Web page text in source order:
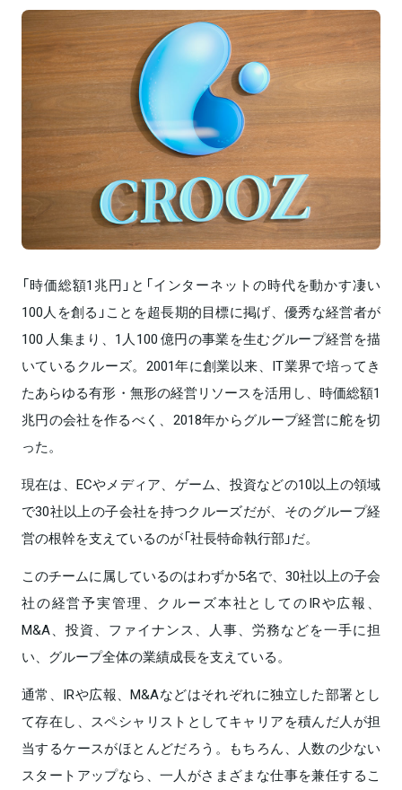
「時価総額1兆円」と「インターネットの時代を動かす凄い
100人を創る」ことを超長期的目標に掲げ、優秀な経営者が
100 人集まり、1人100 億円の事業を生むグループ経営を描
いているクルーズ。2001年に創業以来、IT業界で培ってき
たあらゆる有形・無形の経営リソースを活用し、時価総額1
兆円の会社を作るべく、2018年からグループ経営に舵を切
った。
現在は、ECやメディア、ゲーム、投資などの10以上の領域
で30社以上の子会社を持つクルーズだが、そのグループ経
営の根幹を支えているのが「社長特命執行部」だ。
このチームに属しているのはわずか5名で、30社以上の子会
社の経営予実管理、クルーズ本社としてのIRや広報、
M&A、投資、ファイナンス、人事、労務などを一手に担
い、グループ全体の業績成長を支えている。
通常、IRや広報、M&Aなどはそれぞれに独立した部署とし
て存在し、スペシャリストとしてキャリアを積んだ人が担
当するケースがほとんどだろう。もちろん、人数の少ない
スタートアップなら、一人がさまざまな仕事を兼任するこ